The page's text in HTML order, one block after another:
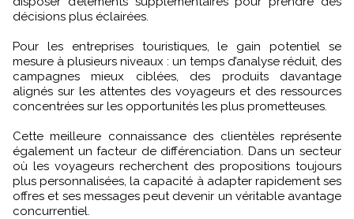
décisions plus éclairées.
Pour les entreprises touristiques, le gain potentiel se
mesure à plusieurs niveaux : un temps d’analyse réduit, des
campagnes mieux ciblées, des produits davantage
alignés sur les attentes des voyageurs et des ressources
concentrées sur les opportunités les plus prometteuses.
Cette meilleure connaissance des clientèles représente
également un facteur de différenciation. Dans un secteur
où les voyageurs recherchent des propositions toujours
plus personnalisées, la capacité à adapter rapidement ses
offres et ses messages peut devenir un véritable avantage
concurrentiel.